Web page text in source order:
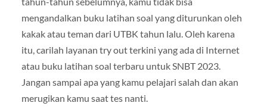
mengandalkan buku latihan soal yang diturunkan oleh
kakak atau teman dari UTBK tahun lalu. Oleh karena
itu, carilah layanan try out terkini yang ada di Internet
atau buku latihan soal terbaru untuk SNBT 2023.
Jangan sampai apa yang kamu pelajari salah dan akan
merugikan kamu saat tes nanti.